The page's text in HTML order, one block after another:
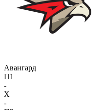
Авангард
П1
-
X
-